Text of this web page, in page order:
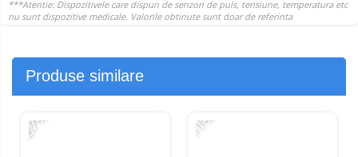
Produse similare
-27% -11%